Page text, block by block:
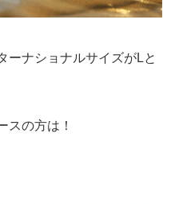
ーナショナルサイズがLと
スの方は！